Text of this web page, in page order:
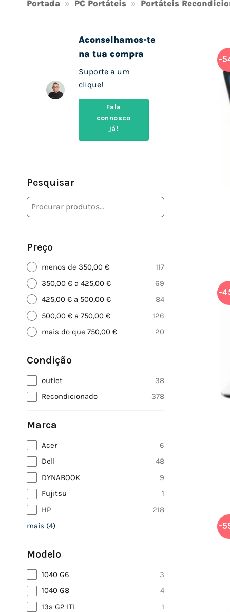
Portada » PC Portáteis » Portáteis
Aconselhamos-te
na tua compra
Suporte a um
clique!
Fala
connosco
já!
Pesquisar
Preço
menos de 350,00 €
117
350,00 € a 425,00 €
69
425,00 € a 500,00 €
84
500,00 € a 750,00 €
126
mais do que 750,00 €
20
Condição
outlet
38
Recondicionado
378
Marca
Acer
6
Dell
48
DYNABOOK
9
Fujitsu
1
HP
218
mais (4)
Modelo
1040 G6
3
1040 G8
4
13s G2 ITL
1
-
-
-